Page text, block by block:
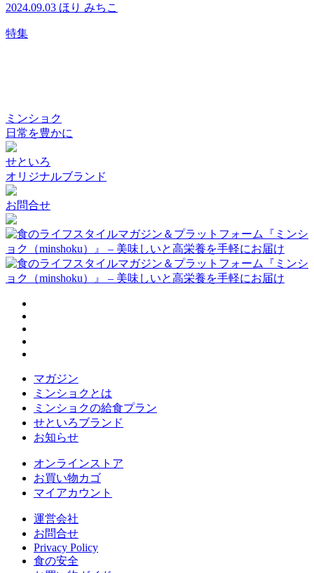
2024.09.03 ほり みちこ
特集
ミンショク
日常を豊かに
せといろ
オリジナルブランド
お問合せ
マガジン
ミンショクとは
ミンショクの給食プラン
せといろブランド
お知らせ
オンラインストア
お買い物カゴ
マイアカウント
運営会社
お問合せ
Privacy Policy
食の安全